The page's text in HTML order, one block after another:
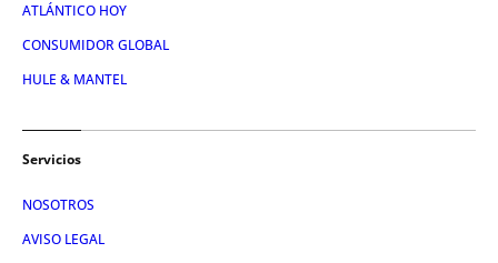
ATLÁNTICO HOY
CONSUMIDOR GLOBAL
HULE & MANTEL
Servicios
NOSOTROS
AVISO LEGAL